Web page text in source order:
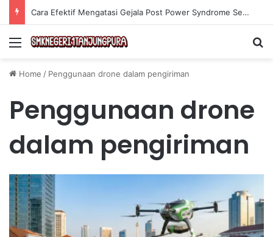
Cara Efektif Mengatasi Gejala Post Power Syndrome Setelah Pensiun Kerja
Menu
Home / Penggunaan drone dalam pengiriman
Penggunaan drone
dalam pengiriman